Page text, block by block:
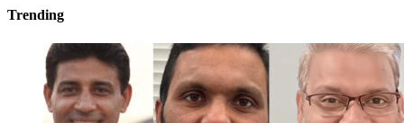
Trending